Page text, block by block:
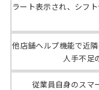
ラート表示され、シフ
他店舗ヘルプ機能で近
人手不足
従業員自身のスマ